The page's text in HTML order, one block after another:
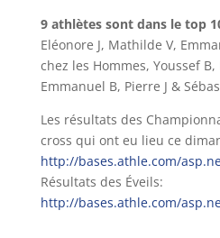
9 athlètes sont dans le top
Eléonore J, Mathilde V,
chez les Hommes, Youssef B,
Emmanuel B, Pierre J &
Les résultats des
cross qui ont eu lieu ce
http://bases.athle.com/
Résultats des Éveils:
http://bases.athle.com/